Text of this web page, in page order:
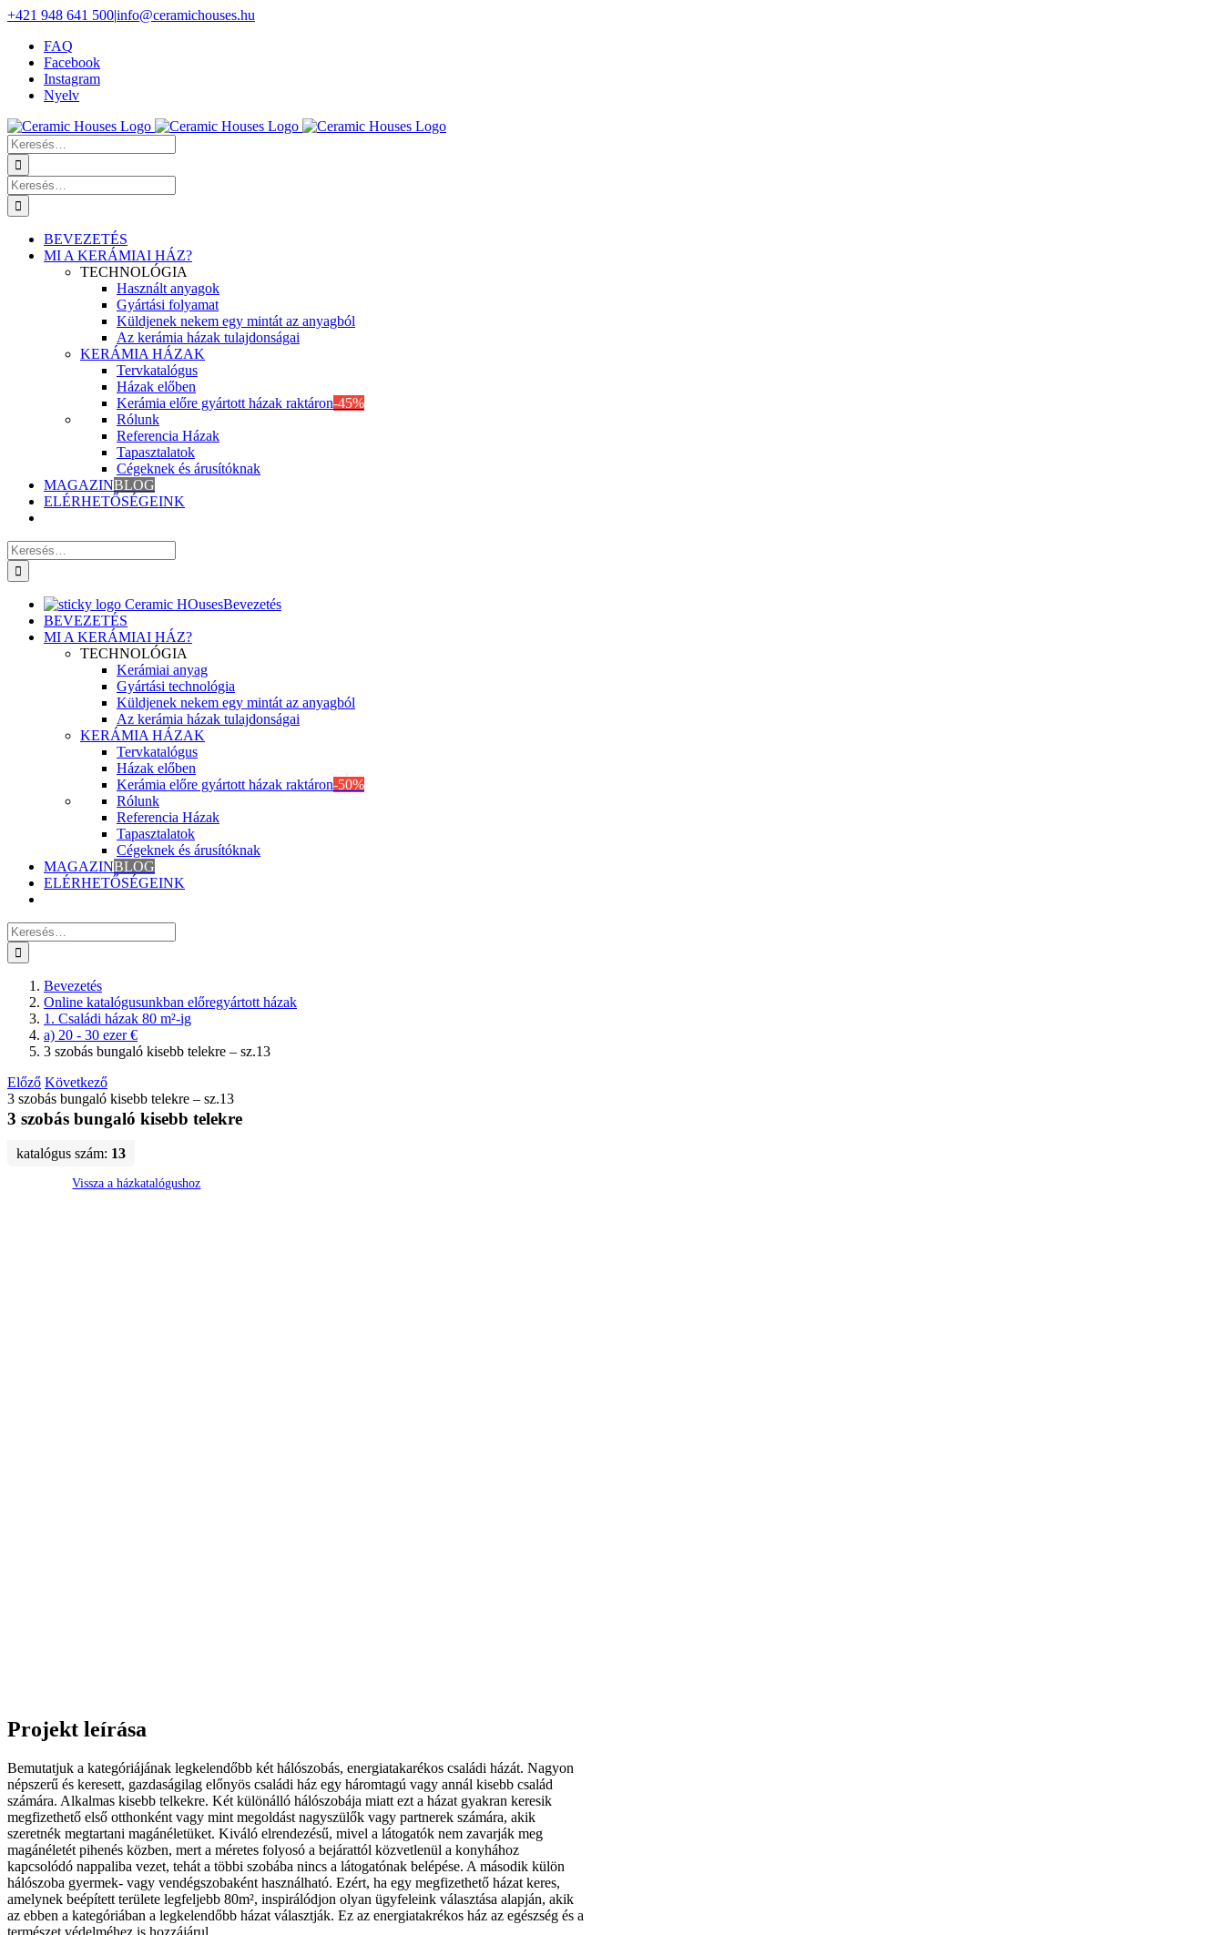
Skip
content
+421 948 641 500|info@ceramichouses.hu
FAQ
Facebook
Instagram
Nyelv
Keresés
erre:
Keresés
erre:
BEVEZETÉS
MI A KERÁMIAI HÁZ?
TECHNOLÓGIA
Használt anyagok
Gyártási folyamat
Küldjenek nekem egy mintát az anyagból
Az kerámia házak tulajdonságai
KERÁMIA HÁZAK
Tervkatalógus
Házak előben
Kerámia előre gyártott házak raktáron-45%
Rólunk
Referencia Házak
Tapasztalatok
Cégeknek és árusítóknak
MAGAZINBLOG
ELÉRHETŐSÉGEINK
Keresés
erre:
Bevezetés
BEVEZETÉS
MI A KERÁMIAI HÁZ?
TECHNOLÓGIA
Kerámiai anyag
Gyártási technológia
Küldjenek nekem egy mintát az anyagból
Az kerámia házak tulajdonságai
KERÁMIA HÁZAK
Tervkatalógus
Házak előben
Kerámia előre gyártott házak raktáron-50%
Rólunk
Referencia Házak
Tapasztalatok
Cégeknek és árusítóknak
MAGAZINBLOG
ELÉRHETŐSÉGEINK
Keresés
erre:
Bevezetés
Online katalógusunkban előregyártott házak
1. Családi házak 80 m²-ig
a) 20 - 30 ezer €
3 szobás bungaló kisebb telekre – sz.13
Előző Következő
3 szobás bungaló kisebb telekre – sz.13
3 szobás bungaló kisebb telekre
katalógus szám: 13
Vissza a házkatalógushoz
Projekt leírása
Bemutatjuk a kategóriájának legkelendőbb két hálószobás, energiatakarékos családi házát. Nagyon
népszerű és keresett, gazdaságilag előnyös családi ház egy háromtagú vagy annál kisebb család
számára. Alkalmas kisebb telkekre. Két különálló hálószobája miatt ezt a házat gyakran keresik
megfizethető első otthonként vagy mint megoldást nagyszülők vagy partnerek számára, akik
szeretnék megtartani magánéletüket. Kiváló elrendezésű, mivel a látogatók nem zavarják meg
magánéletét pihenés közben, mert a méretes folyosó a bejárattól közvetlenül a konyhához
kapcsolódó nappaliba vezet, tehát a többi szobába nincs a látogatónak belépése. A második külön
hálószoba gyermek- vagy vendégszobaként használható. Ezért, ha egy megfizethető házat keres,
amelynek beépített területe legfeljebb 80m², inspirálódjon olyan ügyfeleink választása alapján, akik
az ebben a kategóriában a legkelendőbb házat választják. Ez az energiatakrékos ház az egészség és a
természet védelméhez is hozzájárul.